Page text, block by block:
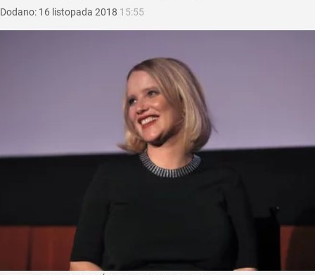
Dodano: 16 listopada 2018 15:55